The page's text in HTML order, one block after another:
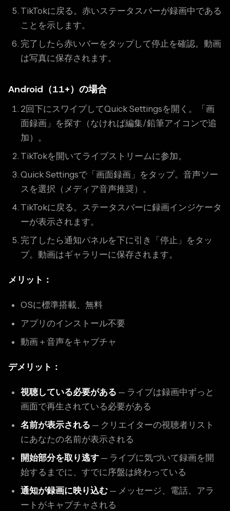
TikTokに戻る。赤いステータスバーが録画中である
ことを示します。
完了したら赤いバーをタップして停止を確認。動画
は写真に保存されます。
Android（11+）の場合
2回下にスワイプしてQuick Settingsを開く。「画
面録画」を探す（なければ編集/鉛筆アイコンで追
加）。
TikTokを開いてライブストリームに参加。
Quick Settingsで「画面録画」をタップ。音声ソー
スを選択（メディア音声推奨）。
TikTokに戻る。ステータスバーに録画インジケータ
ーが表示されます。
完了したら通知パネルを下に引き「停止」をタッ
プ。動画はギャラリーに保存されます。
メリット：
OSに標準搭載、無料
アプリのインストール不要
動画＋音声をキャプチャ
デメリット：
視聴している必要がある — ライブは録画中ずっと
画面で再生されている必要がある
名前が表示される — クリエイターの視聴者リスト
にあなたの名前が表示される
開始部分を取り逃す — ライブに気づいて録画を開
始するまでに、すでに序盤は終わっている
通知が録画に映り込む — メッセージ、電話、アラ
ートがキャプチャされる